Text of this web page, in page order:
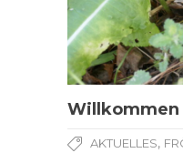
Willkommen
AKTUELLES,